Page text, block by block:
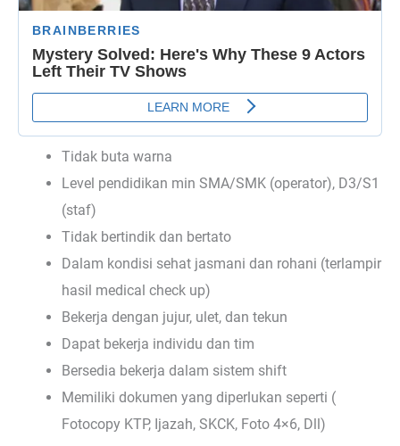
Tidak buta warna
Level pendidikan min SMA/SMK (operator), D3/S1
(staf)
Tidak bertindik dan bertato
Dalam kondisi sehat jasmani dan rohani (terlampir
hasil medical check up)
Bekerja dengan jujur, ulet, dan tekun
Dapat bekerja individu dan tim
Bersedia bekerja dalam sistem shift
Memiliki dokumen yang diperlukan seperti (
Fotocopy KTP, Ijazah, SKCK, Foto 4×6, Dll)